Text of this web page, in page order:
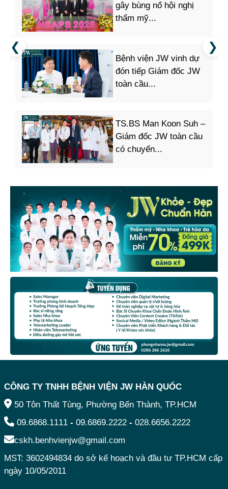
gây bùng nổ hội nghị
thẩm mỹ...
Bệnh viện JW vinh dự
đón tiếp Giám đốc JW
toàn cầu...
TS.BS Man Koon Suh –
Giám đốc JW toàn cầu
có chuyến...
CÔNG TY TNHH BỆNH VIỆN JW HÀN QUỐC
50 Tôn Thất Tùng, Phường Bến Thành, TP.HCM
09.6868.1111 - 09.6869.2222 - 028.6656.2222
cskh.benhvienjw@gmail.com
MST: 3602494834 do sở kế hoạch và đầu tư TP.HCM cấp
ngày 10/05/2011